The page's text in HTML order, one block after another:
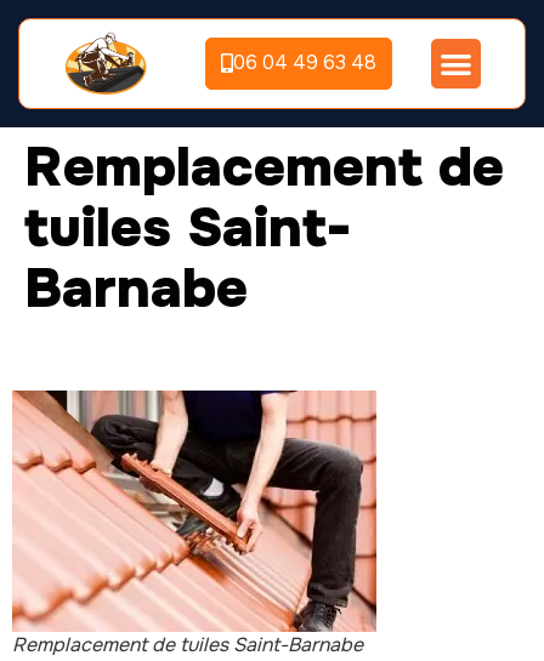
06 04 49 63 48
Remplacement de
tuiles Saint-
Barnabe
Remplacement de tuiles Saint-Barnabe